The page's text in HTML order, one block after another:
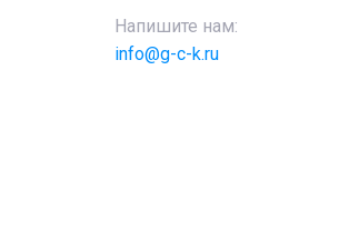
Напишите нам:
info@g-c-k.ru